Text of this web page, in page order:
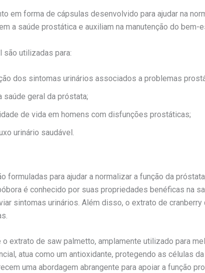
em forma de cápsulas desenvolvido para ajudar na
a saúde prostática e auxiliam na manutenção do bem-
são utilizadas para:
dos sintomas urinários associados a problemas
saúde geral da próstata;
de vida em homens com disfunções prostáticas;
urinário saudável.
formuladas para ajudar a normalizar a função da
é conhecido por suas propriedades benéficas na
sintomas urinários. Além disso, o extrato de
extrato de saw palmetto, amplamente utilizado para
atua como um antioxidante, protegendo as células
uma abordagem abrangente para apoiar a função